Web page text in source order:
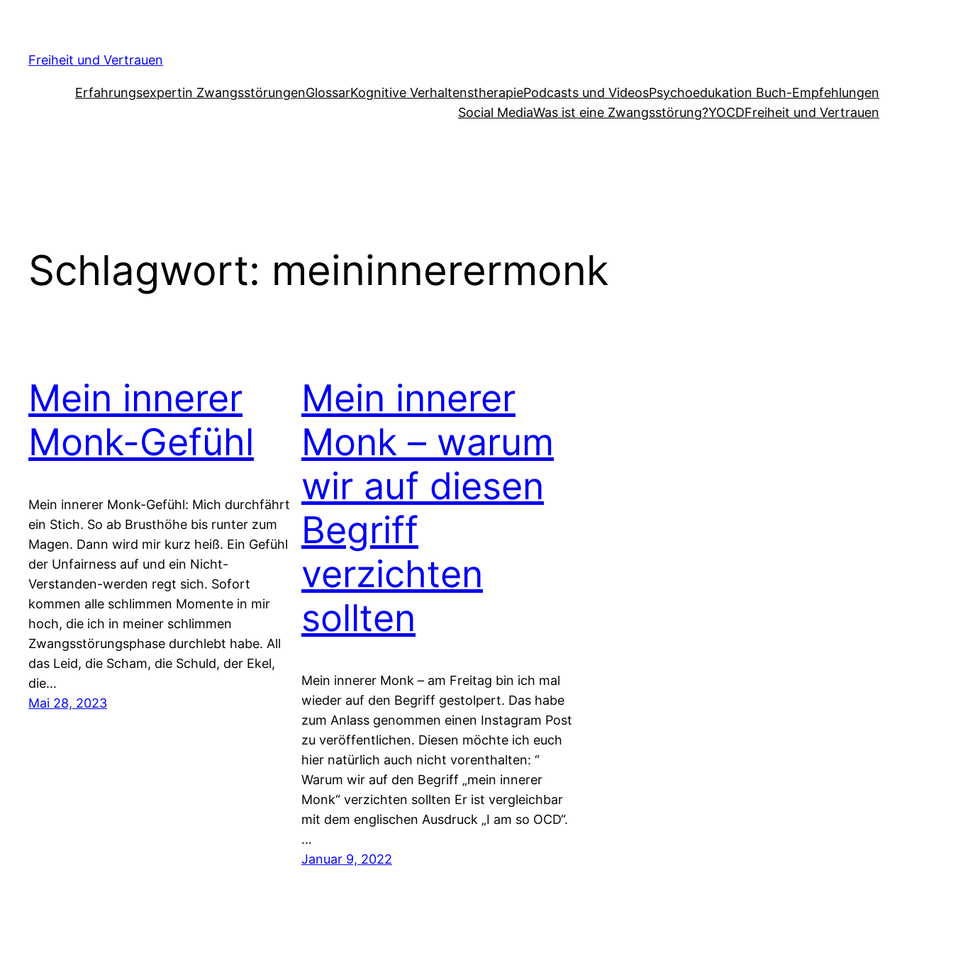
springen
Freiheit und Vertrauen
Erfahrungsexpertin ZwangsstörungenGlossarKognitive VerhaltenstherapiePodcasts und VideosPsychoedukation Buch-Empfehlungen
Social MediaWas ist eine Zwangsstörung?YOCDFreiheit und Vertrauen
Schlagwort: meininnerermonk
Mein innerer
Monk-Gefühl
Mein innerer Monk-Gefühl: Mich durchfährt
ein Stich. So ab Brusthöhe bis runter zum
Magen. Dann wird mir kurz heiß. Ein Gefühl
der Unfairness auf und ein Nicht-
Verstanden-werden regt sich. Sofort
kommen alle schlimmen Momente in mir
hoch, die ich in meiner schlimmen
Zwangsstörungsphase durchlebt habe. All
das Leid, die Scham, die Schuld, der Ekel,
die…
Mai 28, 2023
Mein innerer
Monk – warum
wir auf diesen
Begriff
verzichten
sollten
Mein innerer Monk – am Freitag bin ich mal
wieder auf den Begriff gestolpert. Das habe
zum Anlass genommen einen Instagram Post
zu veröffentlichen. Diesen möchte ich euch
hier natürlich auch nicht vorenthalten: “
Warum wir auf den Begriff „mein innerer
Monk“ verzichten sollten Er ist vergleichbar
mit dem englischen Ausdruck „I am so OCD“.
…
Januar 9, 2022